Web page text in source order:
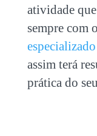
atividade
sempre com o
especializado
assim terá
prática do